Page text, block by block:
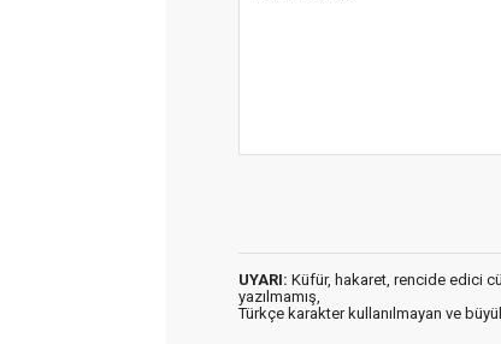
UYARI: Küfür, hakaret, rencide edici
yazılmamış,
Türkçe karakter kullanılmayan ve